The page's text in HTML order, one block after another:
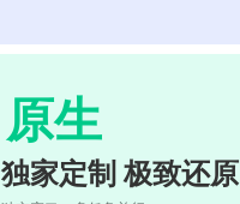
原生
独家定制 极致还原